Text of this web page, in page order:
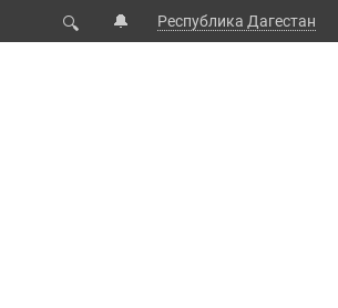
🔍 🔔 Республика Дагестан